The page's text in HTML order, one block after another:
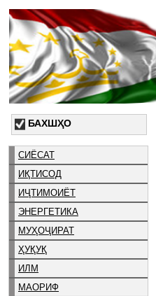
БАХШҲО
СИЁСАТ
ИҚТИСОД
ИҶТИМОИЁТ
ЭНЕРГЕТИКА
МУҲОҶИРАТ
ҲУҚУҚ
ИЛМ
МАОРИФ